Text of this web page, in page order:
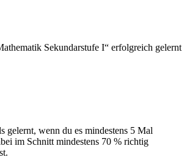
Sekundarstufe I“ erfolgreich gelernt
gelernt, wenn du es mindestens 5 Mal
im Schnitt mindestens 70 % richtig